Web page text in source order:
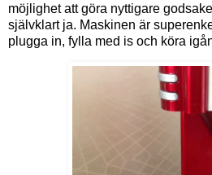
möjlighet att göra nyttigare
självklart ja. Maskinen är
plugga in, fylla med is och köra